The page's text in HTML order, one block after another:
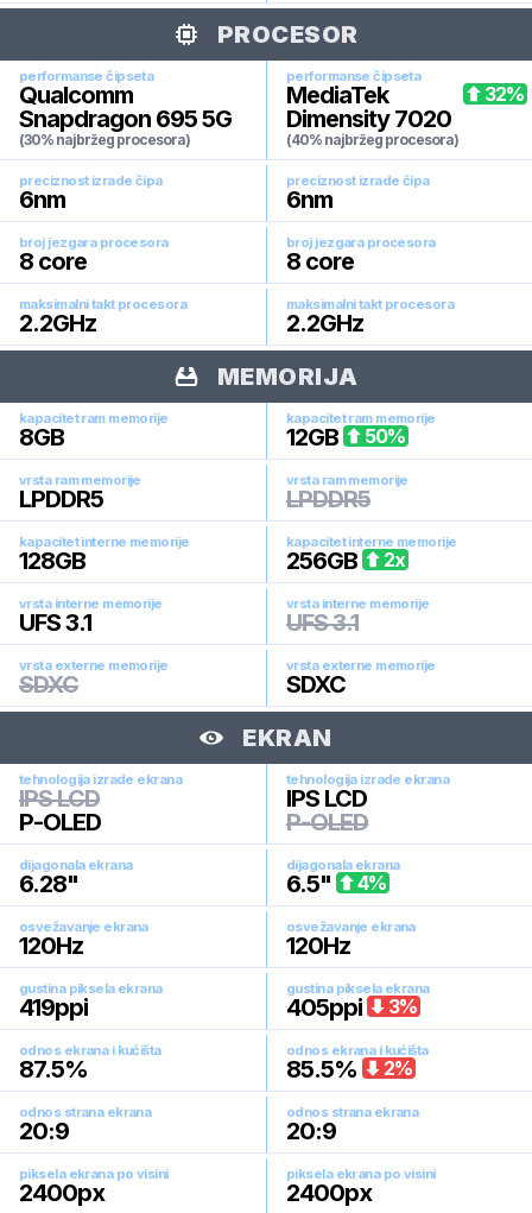
PROCESOR
performanse čipseta
Qualcomm
Snapdragon 695 5G
(30% najbržeg procesora)
performanse čipseta
MediaTek
Dimensity 7020
(40% najbržeg procesora)
32%
preciznost izrade čipa
6nm
preciznost izrade čipa
6nm
broj jezgara procesora
8 core
broj jezgara procesora
8 core
maksimalni takt procesora
2.2GHz
maksimalni takt procesora
2.2GHz
MEMORIJA
kapacitet ram memorije
8GB
kapacitet ram memorije
12GB 50%
vrsta ram memorije
LPDDR5
vrsta ram memorije
LPDDR5
kapacitet interne memorije
128GB
kapacitet interne memorije
256GB 2x
vrsta interne memorije
UFS 3.1
vrsta interne memorije
UFS 3.1
vrsta externe memorije
SDXC
vrsta externe memorije
SDXC
EKRAN
tehnologija izrade ekrana
IPS LCD
P-OLED
tehnologija izrade ekrana
IPS LCD
P-OLED
dijagonala ekrana
6.28"
dijagonala ekrana
6.5" 4%
osvežavanje ekrana
120Hz
osvežavanje ekrana
120Hz
gustina piksela ekrana
419ppi
gustina piksela ekrana
405ppi 3%
odnos ekrana i kućišta
87.5%
odnos ekrana i kućišta
85.5% 2%
odnos strana ekrana
20:9
odnos strana ekrana
20:9
piksela ekrana po visini
2400px
piksela ekrana po visini
2400px